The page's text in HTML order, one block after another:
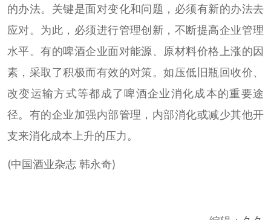
的办法。关键是面对变化和问题，必须有新的办法去
应对。为此，必须进行管理创新，不断提高企业管理
水平。有的啤酒企业面对能源、原材料价格上涨的因
素，采取了积极而有效的对策。如压低旧瓶回收价、
改变运输方式等都成了啤酒企业消化成本的重要途
径。有的企业加强内部管理，内部消化或减少其他开
支来消化成本上升的压力。
(中国酒业杂志 韩永奇)